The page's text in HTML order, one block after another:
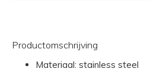
Productomschrijving
Materiaal: stainless steel